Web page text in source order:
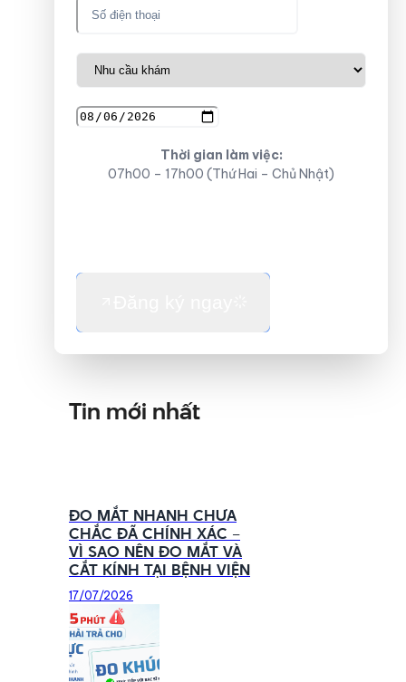
Thời gian làm việc:
07h00 – 17h00 (Thứ Hai – Chủ Nhật)
Tin mới nhất
ĐO MẮT NHANH CHƯA
CHẮC ĐÃ CHÍNH XÁC –
VÌ SAO NÊN ĐO MẮT VÀ
CẮT KÍNH TẠI BỆNH VIỆN
17/07/2026